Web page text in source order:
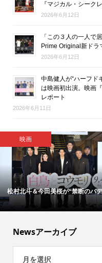
『マジカル・シーク
2026年6月12日
「この３人の一人で
Prime Original新ドラ
2026年6月12日
中島健人が“ハーフド
は映画初出演。映画
レポート
2026年6月11日
映画
松村北斗＆今田美桜が“禁断のバ
Newsアーカイブ
月を選択